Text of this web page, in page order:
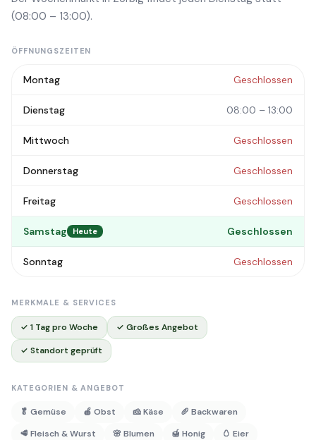
(08:00 – 13:00).
ÖFFNUNGSZEITEN
Montag Geschlossen
Dienstag 08:00 – 13:00
Mittwoch Geschlossen
Donnerstag Geschlossen
Freitag Geschlossen
Samstag Heute Geschlossen
Sonntag Geschlossen
MERKMALE & SERVICES
✓ 1 Tag pro Woche ✓ Großes Angebot
✓ Standort geprüft
KATEGORIEN & ANGEBOT
🥬 Gemüse 🍎 Obst 🧀 Käse
🥖 Backwaren
🥩 Fleisch & Wurst
🌸 Blumen 🍯 Honig 🥚 Eier